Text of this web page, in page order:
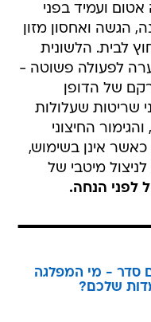
ועמיד בפני
הגשה ואחסון מזון
לבית. הלשונית
לפעולה פשוטה -
של הדופן
שריטות שעלולות
החיצוני
כאשר אינן בשימוש,
מיטבי של
סדר - מי המפלגה
שלכם?